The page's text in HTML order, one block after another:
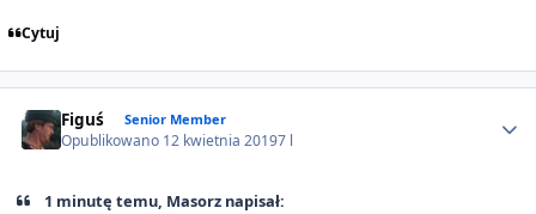
Cytuj
Figuś Senior Member
Opublikowano 12 kwietnia 20197 l
1 minutę temu, Masorz napisał: